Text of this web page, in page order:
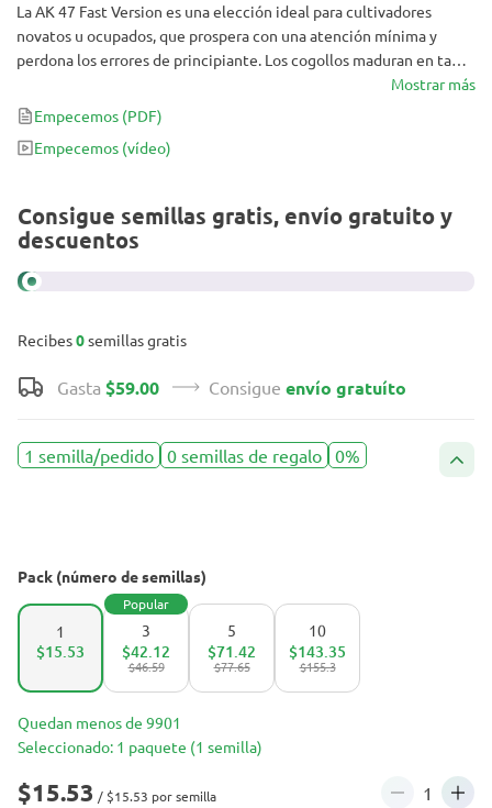
La AK 47 Fast Version es una elección ideal para cultivadores
novatos u ocupados, que prospera con una atención mínima y
perdona los errores de principiante. Los cogollos maduran en tan
solo 50 días y contienen un 24% de THC. Los efectos son como un
rayo de sol en un día sombrío - llenándote de felicidad instantánea
que dura horas antes de pasar a una sensación corporal más
relajada sin ningún efecto sofá.
Mostrar más
Empecemos (PDF)
Empecemos (vídeo)
Consigue semillas gratis, envío gratuito y
descuentos
Recibes0semillas gratis
Gasta $59.00 Consigue envío gratuíto
1 semilla/pedido 0 semillas de regalo 0%
Pack (número de semillas)
1
$15.53
3
Popular
$46.59
$42.12
5
$77.65
$71.42
10
$155.3
$143.35
Quedan menos de 9901
Seleccionado: 1 paquete (1 semilla)
$15.53 / $15.53 por semilla